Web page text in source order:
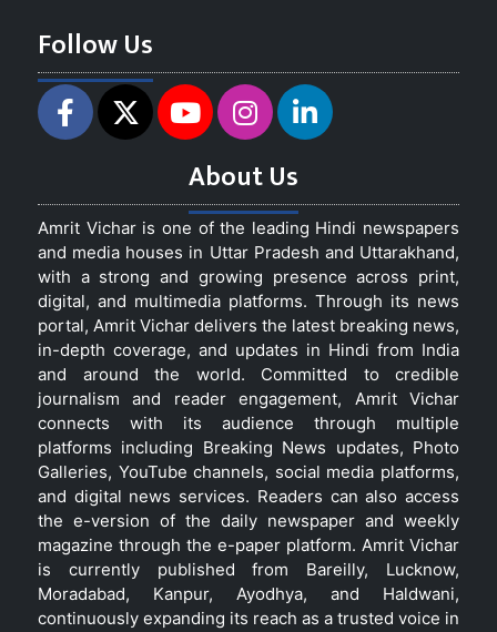
Follow Us
About Us
Amrit Vichar is one of the leading Hindi newspapers
and media houses in Uttar Pradesh and Uttarakhand,
with a strong and growing presence across print,
digital, and multimedia platforms. Through its news
portal, Amrit Vichar delivers the latest breaking news,
in-depth coverage, and updates in Hindi from India
and around the world. Committed to credible
journalism and reader engagement, Amrit Vichar
connects with its audience through multiple
platforms including Breaking News updates, Photo
Galleries, YouTube channels, social media platforms,
and digital news services. Readers can also access
the e-version of the daily newspaper and weekly
magazine through the e-paper platform. Amrit Vichar
is currently published from Bareilly, Lucknow,
Moradabad, Kanpur, Ayodhya, and Haldwani,
continuously expanding its reach as a trusted voice in